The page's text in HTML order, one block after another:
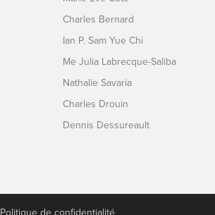
Charles Bernard
Ian P. Sam Yue Chi
Me Julia Labrecque-Saliba
Nathalie Savaria
Charles Drouin
Dennis Dessureault